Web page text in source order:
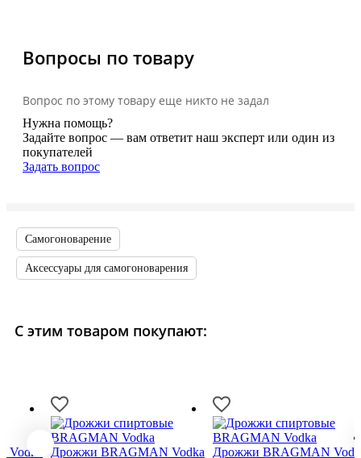
Вопросы по товару
Вопрос по этому товару еще никто не задал
Нужна помощь?
Задайте вопрос — вам ответит наш эксперт или один из
покупателей
Задать вопрос
Самогоноварение
Аксессуары для самогоноварения
С этим товаром покупают:
Дрожжи BRAGMAN Vodka Дрожжи BRAGMAN